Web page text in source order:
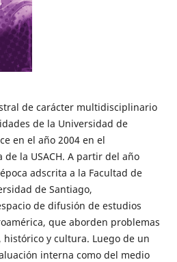
de carácter multidisciplinario
de la Universidad de
en el año 2004 en el
la USACH. A partir del año
adscrita a la Facultad de
de Santiago,
de difusión de estudios
que aborden problemas
y cultura. Luego de un
interna como del medio